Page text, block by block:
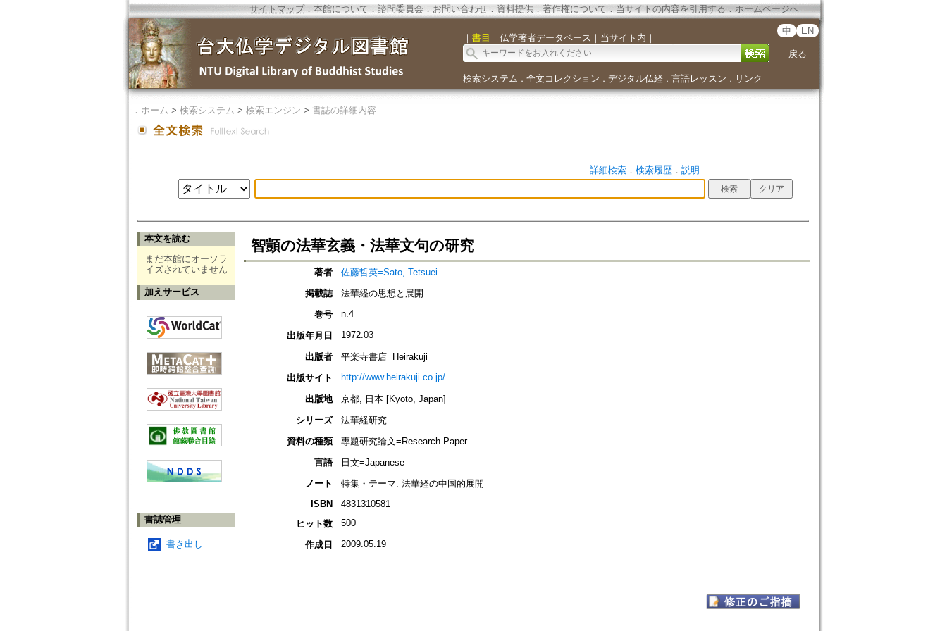
サイトマップ．本館について ． 諮問委員会． お問い合わせ． 資料提供． 著作権について．当サイトの内容を引用する ． ホームページへ
｜ 書目 ｜ 仏学著者データベース ｜ 当サイト内 ｜
中 EN
戻る
検索システム ． 全文コレクション ． デジタル仏経． 言語レッスン ． リンク
． ホーム > 検索システム > 検索エンジン > 書誌の詳細内容
詳細検索． 検索履歴． 説明
本文を読む
まだ本館にオーソラ
イズされていません
加えサービス
書誌管理
書き出し
智顗の法華玄義・法華文句の研究
著者
佐藤哲英=Sato, Tetsuei
掲載誌
法華経の思想と展開
巻号
n.4
出版年月日 1972.03
出版者
平楽寺書店=Heirakuji
出版サイト
http://www.heirakuji.co.jp/
出版地
京都, 日本 [Kyoto, Japan]
シリーズ
法華経研究
資料の種類
專題研究論文=Research Paper
言語
日文=Japanese
ノート
特集・テーマ: 法華経の中国的展開
ISBN
4831310581
ヒット数
500
作成日 2009.05.19